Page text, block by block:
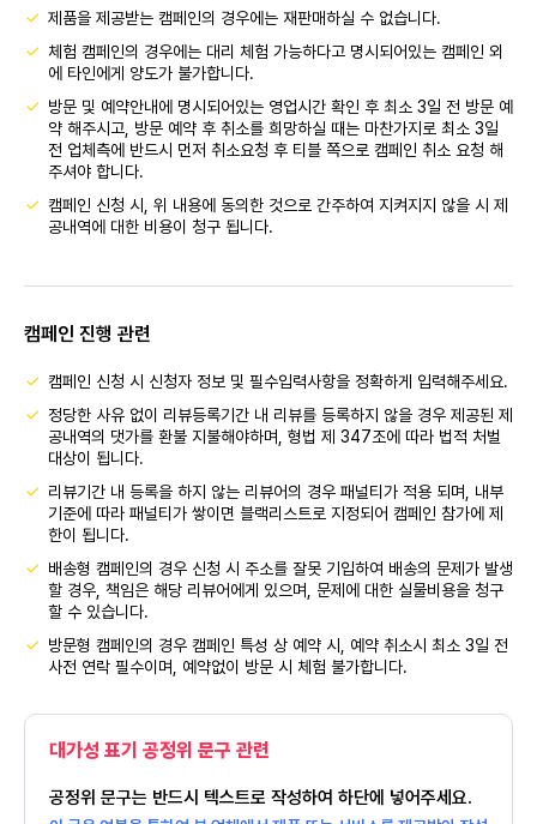
제품을 제공받는 캠페인의 경우에는 재판매하실 수 없습니다.
체험 캠페인의 경우에는 대리 체험 가능하다고 명시되어있는 캠페인 외
에 타인에게 양도가 불가합니다.
방문 및 예약안내에 명시되어있는 영업시간 확인 후 최소 3일 전 방문 예
약 해주시고, 방문 예약 후 취소를 희망하실 때는 마찬가지로 최소 3일
전 업체측에 반드시 먼저 취소요청 후 티블 쪽으로 캠페인 취소 요청 해
주셔야 합니다.
캠페인 신청 시, 위 내용에 동의한 것으로 간주하여 지켜지지 않을 시 제
공내역에 대한 비용이 청구 됩니다.
캠페인 진행 관련
캠페인 신청 시 신청자 정보 및 필수입력사항을 정확하게 입력해주세요.
정당한 사유 없이 리뷰등록기간 내 리뷰를 등록하지 않을 경우 제공된 제
공내역의 댓가를 환불 지불해야하며, 형법 제 347조에 따라 법적 처벌
대상이 됩니다.
리뷰기간 내 등록을 하지 않는 리뷰어의 경우 패널티가 적용 되며, 내부
기준에 따라 패널티가 쌓이면 블랙리스트로 지정되어 캠페인 참가에 제
한이 됩니다.
배송형 캠페인의 경우 신청 시 주소를 잘못 기입하여 배송의 문제가 발생
할 경우, 책임은 해당 리뷰어에게 있으며, 문제에 대한 실물비용을 청구
할 수 있습니다.
방문형 캠페인의 경우 캠페인 특성 상 예약 시, 예약 취소시 최소 3일 전
사전 연락 필수이며, 예약없이 방문 시 체험 불가합니다.
대가성 표기 공정위 문구 관련
공정위 문구는 반드시 텍스트로 작성하여 하단에 넣어주세요.